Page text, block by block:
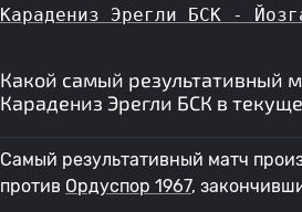
Карадениз Эрегли БСК -
Какой самый результативный
Карадениз Эрегли БСК в
Самый результативный матч
против Ордуспор 1967,